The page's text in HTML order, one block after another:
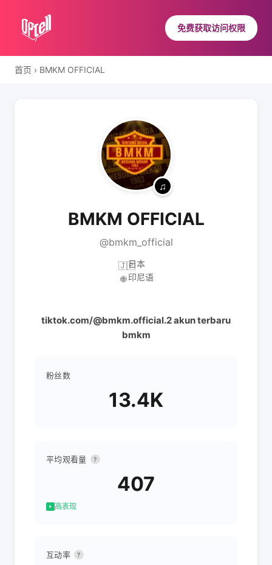
免费获取访问权限
首页 › BMKM OFFICIAL
BMKM OFFICIAL
@bmkm_official
🇯🇵日本
🌐 印尼语
tiktok.com/@bmkm.official.2 akun terbaru
bmkm
粉丝数
13.4K
平均观看量 ?
407
高表现
互动率 ?